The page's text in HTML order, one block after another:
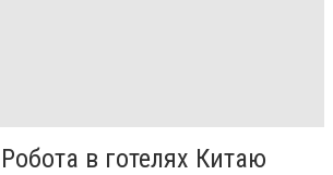
Робота в готелях Китаю